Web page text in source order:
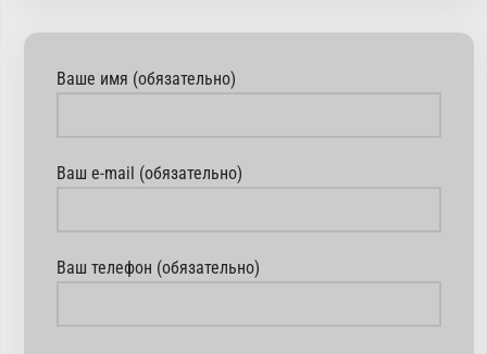
Ваше имя (обязательно)
Ваш e-mail (обязательно)
Ваш телефон (обязательно)